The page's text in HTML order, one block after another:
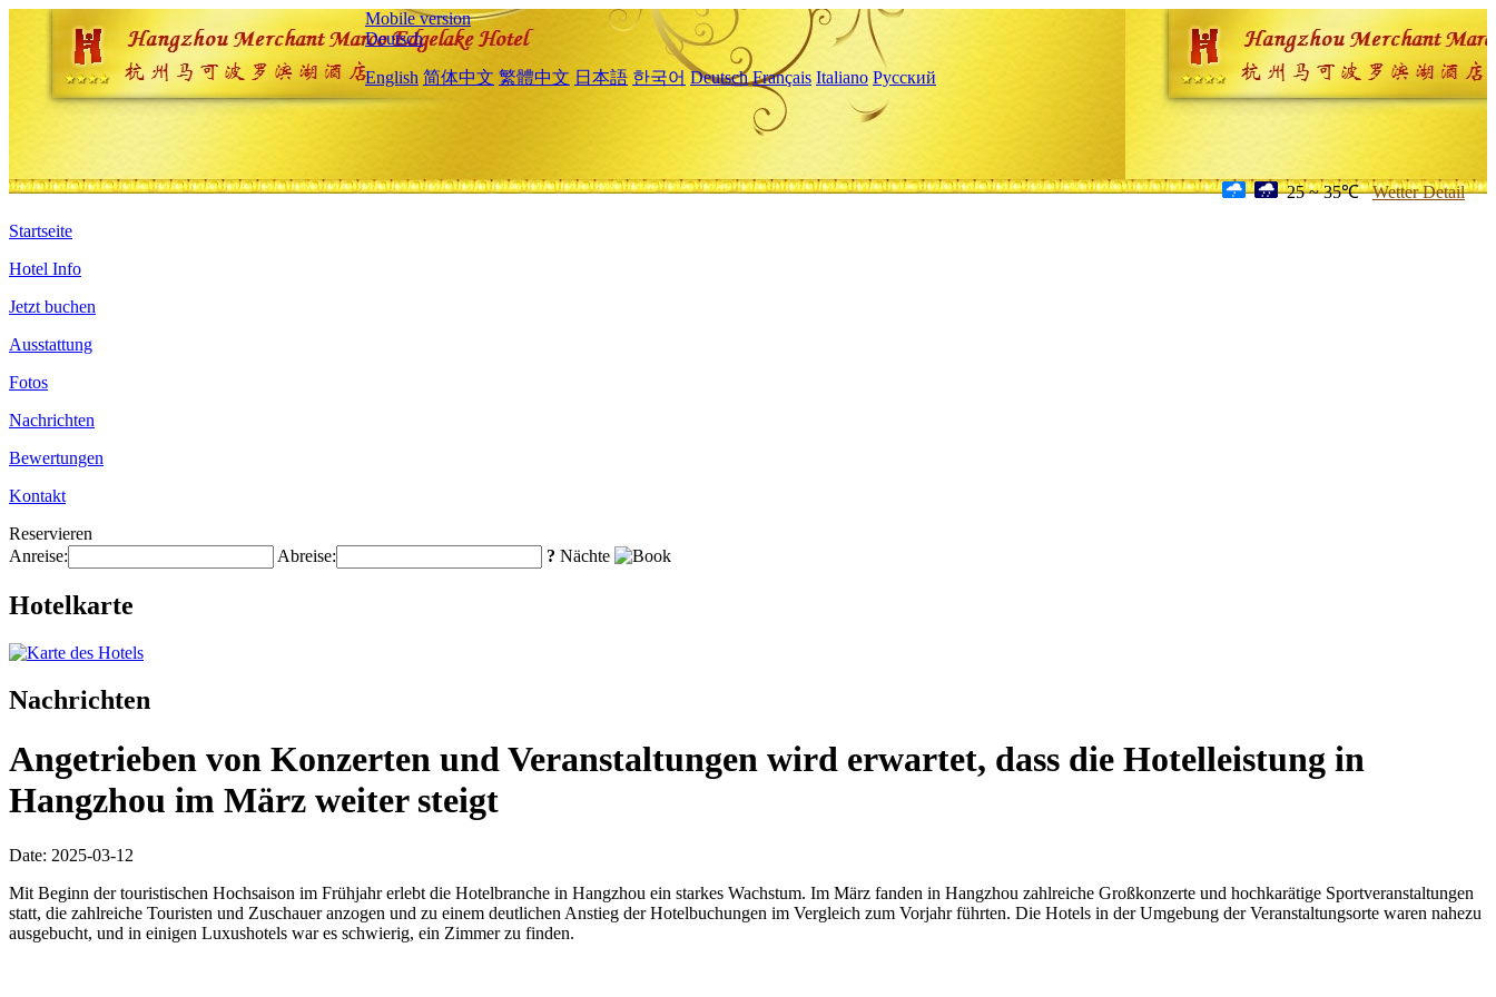
Mobile version
Deutsch
English 简体中文 繁體中文 日本語 한국어 Deutsch Français Italiano Русский
25 ~ 35℃ Wetter Detail
Startseite
Hotel Info
Jetzt buchen
Ausstattung
Fotos
Nachrichten
Bewertungen
Kontakt
Reservieren
Anreise:
Abreise: ? Nächte
Hotelkarte
Nachrichten
Angetrieben von Konzerten und Veranstaltungen wird erwartet, dass die Hotelleistung in
Hangzhou im März weiter steigt
Date: 2025-03-12
Mit Beginn der touristischen Hochsaison im Frühjahr erlebt die Hotelbranche in Hangzhou ein starkes Wachstum. Im März fanden in Hangzhou zahlreiche Großkonzerte und hochkarätige Sportveranstaltungen
statt, die zahlreiche Touristen und Zuschauer anzogen und zu einem deutlichen Anstieg der Hotelbuchungen im Vergleich zum Vorjahr führten. Die Hotels in der Umgebung der Veranstaltungsorte waren nahezu
ausgebucht, und in einigen Luxushotels war es schwierig, ein Zimmer zu finden.